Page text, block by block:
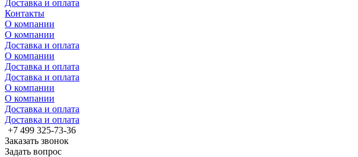
Доставка и оплата
Контакты
О компании
О компании
Доставка и оплата
О компании
Доставка и оплата
Доставка и оплата
О компании
О компании
Доставка и оплата
Доставка и оплата
+7 499 325-73-36
Заказать звонок
Задать вопрос